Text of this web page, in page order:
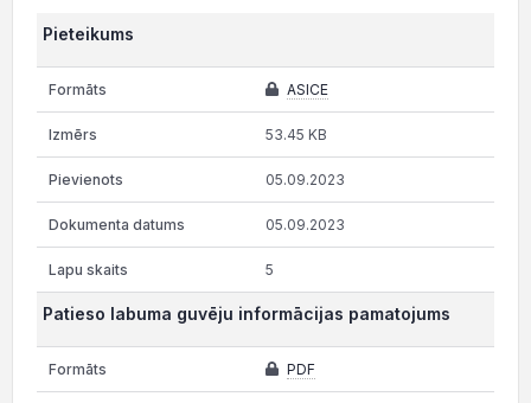
Pieteikums
ASICE
53.45 KB
05.09.2023
05.09.2023
5
Patieso labuma guvēju informācijas pamatojums
PDF